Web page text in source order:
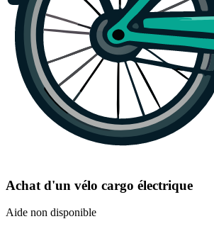
Achat d'un vélo cargo électrique
Aide non disponible